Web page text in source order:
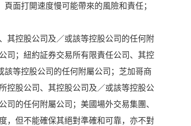
面打開速度慢可能帶來的風險和責任；
其控股公司及／或該等控股公司的任何附
司；紐約証券交易所有限責任公司、其控
等控股公司的任何附屬公司；芝加哥商
控股公司、其控股公司及／或該等控股公
的任何附屬公司；美國場外交易集團、
，但不能確保其絕對準確和可靠，亦不對